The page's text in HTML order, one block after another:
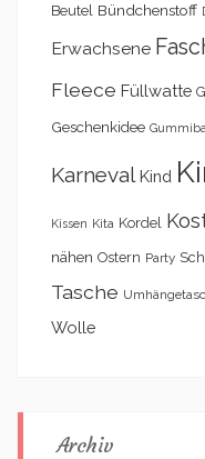
Beutel Bündchenstoff
Erwachsene
Fleece Füllwatte
Geschenkidee
Karneval Kind
Kissen Kita Kordel
nähen Ostern Party
Tasche
Wolle
Archiv